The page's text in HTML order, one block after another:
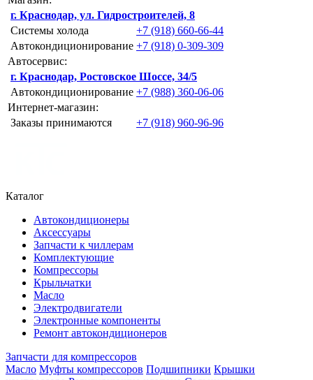
г. Краснодар, ул. Гидростроителей, 8
Системы холода
+7 (918) 660-66-44
Автокондиционирование +7 (918) 0-309-309
Автосервис:
г. Краснодар, Ростовское Шоссе, 34/5
Автокондиционирование +7 (988) 360-06-06
Интернет-магазин:
Заказы принимаются
+7 (918) 960-96-96
Каталог
Автокондиционеры
Аксессуары
Запчасти к чиллерам
Комплектующие
Компрессоры
Крыльчатки
Масло
Электродвигатели
Электронные компоненты
Ремонт автокондиционеров
Запчасти для компрессоров
Масло Муфты компрессоров Подшипники Крышки